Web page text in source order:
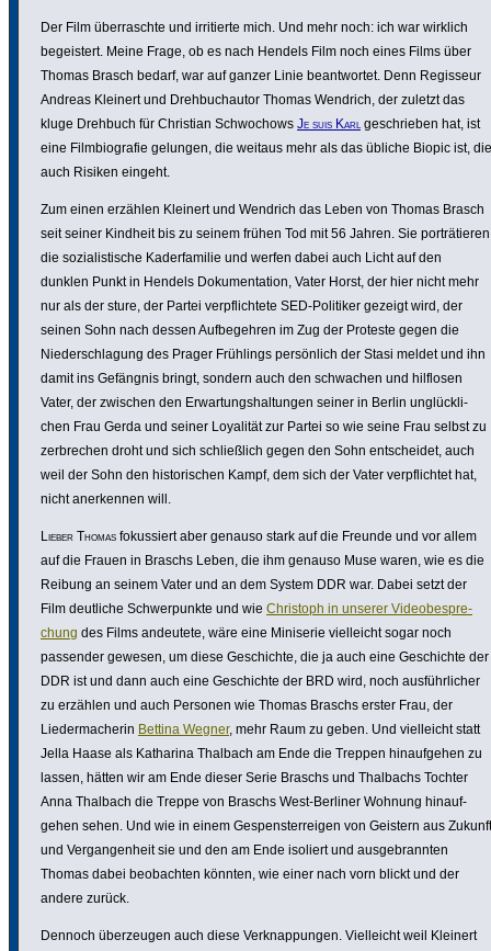
Der Film über­raschte und irri­tierte mich. Und mehr noch: ich war wirklich
begeis­tert. Meine Frage, ob es nach Hendels Film noch eines Films über
Thomas Brasch bedarf, war auf ganzer Linie beant­wortet. Denn Regisseur
Andreas Kleinert und Dreh­buch­autor Thomas Wendrich, der zuletzt das
kluge Drehbuch für Christian Schwo­chows Je suis Karlgeschrieben hat, ist
eine Film­bio­grafie gelungen, die weitaus mehr als das übliche Biopic ist, die
auch Risiken eingeht.
Zum einen erzählen Kleinert und Wendrich das Leben von Thomas Brasch
seit seiner Kindheit bis zu seinem frühen Tod mit 56 Jahren. Sie porträ­tieren
die sozia­lis­ti­sche Kader­fa­milie und werfen dabei auch Licht auf den
dunklen Punkt in Hendels Doku­men­ta­tion, Vater Horst, der hier nicht mehr
nur als der sture, der Partei verpflich­tete SED-Politiker gezeigt wird, der
seinen Sohn nach dessen Aufbe­gehren im Zug der Proteste gegen die
Nieder­schla­gung des Prager Frühlings persön­lich der Stasi meldet und ihn
damit ins Gefängnis bringt, sondern auch den schwachen und hilflosen
Vater, der zwischen den Erwar­tungs­hal­tungen seiner in Berlin unglück­li­
chen Frau Gerda und seiner Loyalität zur Partei so wie seine Frau selbst zu
zerbre­chen droht und sich schließ­lich gegen den Sohn entscheidet, auch
weil der Sohn den histo­ri­schen Kampf, dem sich der Vater verpflichtet hat,
nicht aner­kennen will.
Lieber Thomas fokus­siert aber genauso stark auf die Freunde und vor allem
auf die Frauen in Braschs Leben, die ihm genauso Muse waren, wie es die
Reibung an seinem Vater und an dem System DDR war. Dabei setzt der
Film deutliche Schwer­punkte und wie Christoph in unserer Videobe­spre­
chung des Films andeutete, wäre eine Miniserie viel­leicht sogar noch
passender gewesen, um diese Geschichte, die ja auch eine Geschichte der
DDR ist und dann auch eine Geschichte der BRD wird, noch ausführ­li­cher
zu erzählen und auch Personen wie Thomas Braschs erster Frau, der
Lieder­ma­cherin Bettina Wegner, mehr Raum zu geben. Und viel­leicht statt
Jella Haase als Katharina Thalbach am Ende die Treppen hinauf­gehen zu
lassen, hätten wir am Ende dieser Serie Braschs und Thalbachs Tochter
Anna Thalbach die Treppe von Braschs West-Berliner Wohnung hinauf­
gehen sehen. Und wie in einem Gespens­ter­reigen von Geistern aus Zukunft
und Vergan­gen­heit sie und den am Ende isoliert und ausge­brannten
Thomas dabei beob­achten könnten, wie einer nach vorn blickt und der
andere zurück.
Dennoch über­zeugen auch diese Verknap­pungen. Viel­leicht weil Kleinert